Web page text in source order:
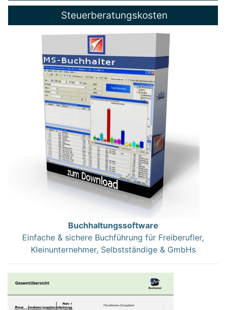
Steuerberatungskosten
Buchhaltungssoftware
Einfache & sichere Buchführung für Freiberufler,
Kleinunternehmer, Selbstständige & GmbHs